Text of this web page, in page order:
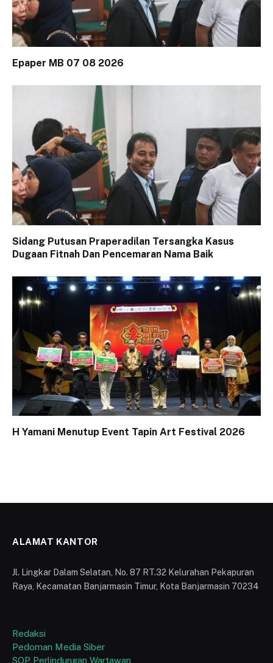
Epaper MB 07 08 2026
Sidang Putusan Praperadilan Tersangka Kasus
Dugaan Fitnah Dan Pencemaran Nama Baik
H Yamani Menutup Event Tapin Art Festival 2026
ALAMAT KANTOR
Jl. Lingkar Dalam Selatan, No. 87 RT.32 Kelurahan Pekapuran
Raya, Kecamatan Banjarmasin Timur, Kota Banjarmasin 70234
Redaksi
Pedoman Media Siber
SOP Perlindungan Wartawan